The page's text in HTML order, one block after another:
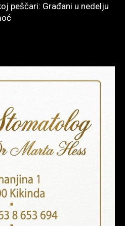
peščari: Građani u nedelju